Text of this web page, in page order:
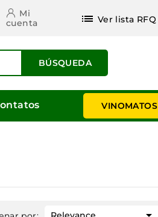
Mi
cuenta
list Ver lista RFQ
BÚSQUEDA
VINOMATOS